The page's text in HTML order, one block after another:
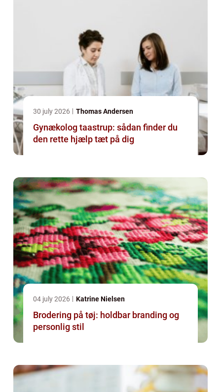
30 july 2026 Thomas Andersen
Gynækolog taastrup: sådan finder du
den rette hjælp tæt på dig
04 july 2026 Katrine Nielsen
Brodering på tøj: holdbar branding og
personlig stil